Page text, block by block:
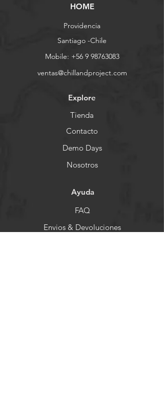
HOME
Providencia
Santiago -Chile
Mobile: +56 9 98763083
ventas@chillandproject.com
Explore
Tienda
Contacto
Demo Days
Nosotros
Ayuda
FAQ
Envios & Devoluciones